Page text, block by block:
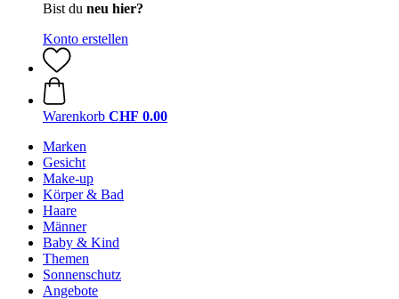
Bist du neu hier?
Konto erstellen
Warenkorb CHF 0.00
Marken
Gesicht
Make-up
Körper & Bad
Haare
Männer
Baby & Kind
Themen
Sonnenschutz
Angebote